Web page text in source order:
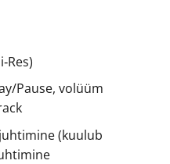
Pause, volüüm
(kuulub